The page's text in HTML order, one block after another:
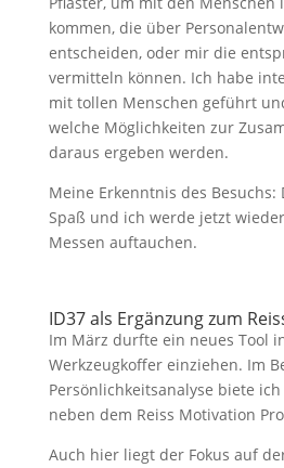
kommen, die über
entscheiden, oder mir die
vermitteln können. Ich habe
mit tollen Menschen geführt
welche Möglichkeiten zur
daraus ergeben werden.
Meine Erkenntnis des
Spaß und ich werde jetzt
Messen auftauchen.
ID37 als Ergänzung zum
Im März durfte ein neues Tool
Werkzeugkoffer einziehen. Im
Persönlichkeitsanalyse biete
neben dem Reiss Motivation
Auch hier liegt der Fokus auf